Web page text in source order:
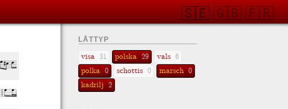
🇸🇪 🇬🇧 🇫🇷
LÅTTYP
visa 31 polska 29 vals 6
polka 0 schottis 0 marsch 0
kadrilj 2